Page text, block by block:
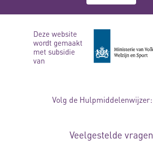
Deze website
wordt gemaakt
met subsidie
van
Volg de Hulpmiddelenwijzer:
Veelgestelde vragen